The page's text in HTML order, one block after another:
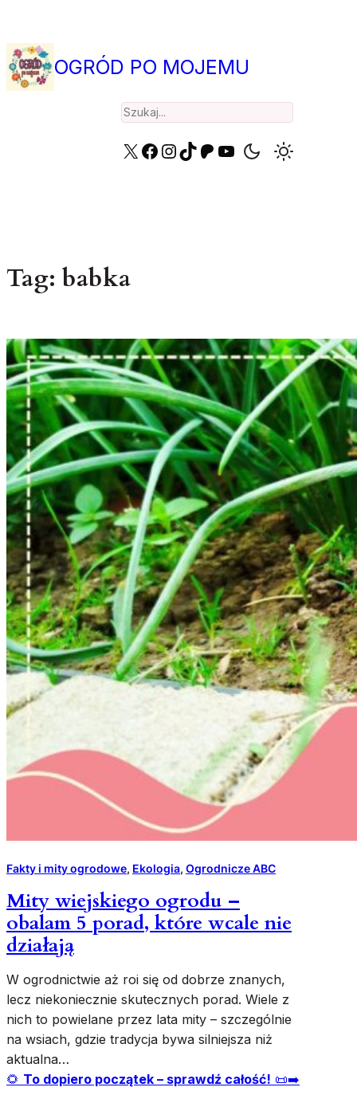
treści
OGRÓD PO MOJEMU
Search
X Facebook
Instagram
TikTok
Patreon
YouTube
Tag: babka
Fakty i mity ogrodowe, Ekologia, Ogrodnicze ABC
Mity wiejskiego ogrodu –
obalam 5 porad, które wcale nie
działają
W ogrodnictwie aż roi się od dobrze znanych,
lecz niekoniecznie skutecznych porad. Wiele z
nich to powielane przez lata mity – szczególnie
na wsiach, gdzie tradycja bywa silniejsza niż
aktualna…
🌻 To dopiero początek – sprawdź całość! 📜➡️